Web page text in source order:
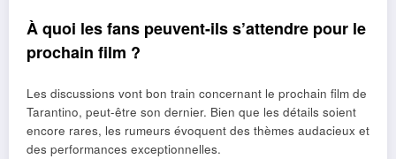
À quoi les fans peuvent-ils s’attendre pour le
prochain film ?
Les discussions vont bon train concernant le prochain film de
Tarantino, peut-être son dernier. Bien que les détails soient
encore rares, les rumeurs évoquent des thèmes audacieux et
des performances exceptionnelles.